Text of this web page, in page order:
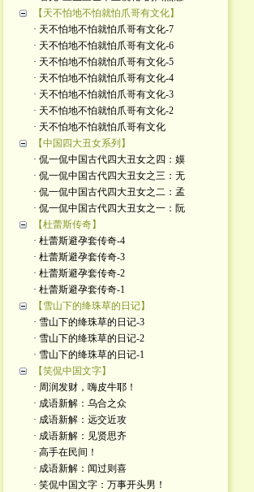
【天不怕地不怕就怕爪哥有文化】
· 天不怕地不怕就怕爪哥有文化-7
· 天不怕地不怕就怕爪哥有文化-6
· 天不怕地不怕就怕爪哥有文化-5
· 天不怕地不怕就怕爪哥有文化-4
· 天不怕地不怕就怕爪哥有文化-3
· 天不怕地不怕就怕爪哥有文化-2
· 天不怕地不怕就怕爪哥有文化
【中国四大丑女系列】
· 侃一侃中国古代四大丑女之四：嫫
· 侃一侃中国古代四大丑女之三：无
· 侃一侃中国古代四大丑女之二：孟
· 侃一侃中国古代四大丑女之一：阮
【杜蕾斯传奇】
· 杜蕾斯避孕套传奇-4
· 杜蕾斯避孕套传奇-3
· 杜蕾斯避孕套传奇-2
· 杜蕾斯避孕套传奇-1
【雪山下的绛珠草的日记】
· 雪山下的绛珠草的日记-3
· 雪山下的绛珠草的日记-2
· 雪山下的绛珠草的日记-1
【笑侃中国文字】
· 周润发财，嗨皮牛耶！
· 成语新解：乌合之众
· 成语新解：远交近攻
· 成语新解：见贤思齐
· 高手在民间！
· 成语新解：闻过则喜
· 笑侃中国文字：万事开头男！